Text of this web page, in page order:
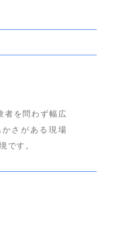
者を問わず幅広
さがある現場
です。